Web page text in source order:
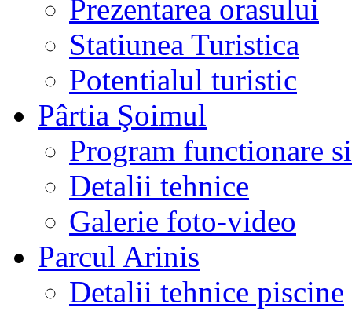
Prezentarea orasului
Statiunea Turistica
Potentialul turistic
Pârtia Şoimul
Program functionare
Detalii tehnice
Galerie foto-video
Parcul Arinis
Detalii tehnice piscine